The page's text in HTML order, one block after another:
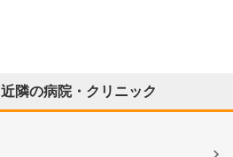
近隣の病院・クリニック